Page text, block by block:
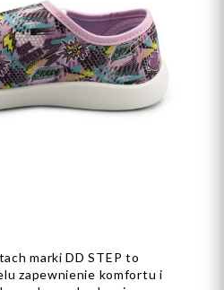
marki DD STEP to
zapewnienie komfortu i